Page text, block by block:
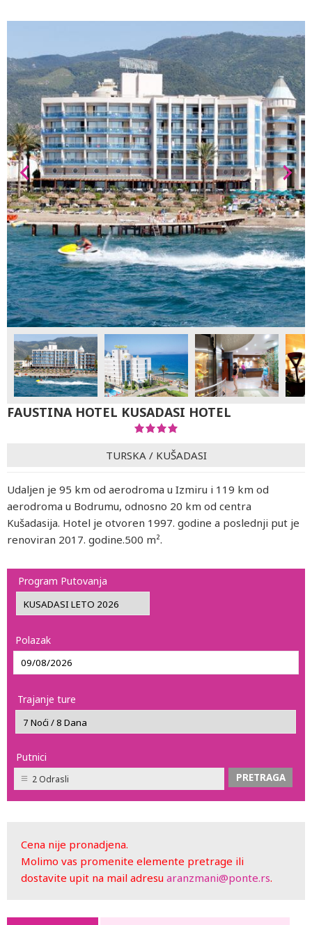
FAUSTINA HOTEL KUSADASI HOTEL
TURSKA / KUŠADASI
Udaljen je 95 km od aerodroma u Izmiru i 119 km od
aerodroma u Bodrumu, odnosno 20 km od centra
Kušadasija. Hotel je otvoren 1997. godine a poslednji put je
renoviran 2017. godine.500 m².
Program Putovanja
Polazak
Trajanje ture
Putnici
2 Odrasli
Cena nije pronadjena.
Molimo vas promenite elemente pretrage ili
dostavite upit na mail adresu aranzmani@ponte.rs.